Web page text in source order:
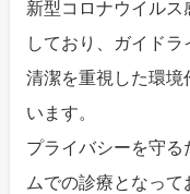
新型コロナウイル
しており、ガイドラ
清潔を重視した環境
います。
プライバシーを守
ムでの診療となっ